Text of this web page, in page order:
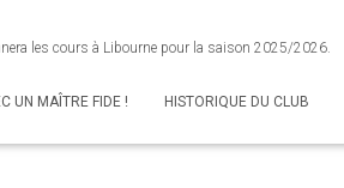
les cours à Libourne pour la saison 2025/2026.
UN MAÎTRE FIDE ! HISTORIQUE DU CLUB